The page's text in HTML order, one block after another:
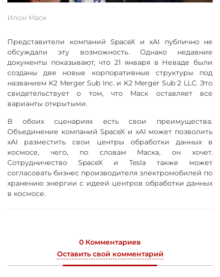
Илон Маск
Представители компаний SpaceX и xAI публично не
обсуждали эту возможность. Однако недавние
документы показывают, что 21 января в Неваде были
созданы две новые корпоративные структуры под
названием K2 Merger Sub Inc. и K2 Merger Sub 2 LLC. Это
свидетельствует о том, что Маск оставляет все
варианты открытыми.
В обоих сценариях есть свои преимущества.
Объединение компаний SpaceX и xAI может позволить
xAI разместить свои центры обработки данных в
космосе, чего, по словам Маска, он хочет.
Сотрудничество SpaceX и Tesla также может
согласовать бизнес производителя электромобилей по
хранению энергии с идеей центров обработки данных
в космосе.
0 Комментариев
Оставить свой комментарий